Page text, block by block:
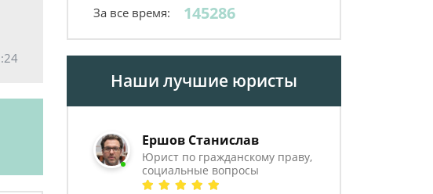
За все время: 145286
Наши лучшие юристы
Ершов Станислав
Юрист по гражданскому праву,
социальные вопросы